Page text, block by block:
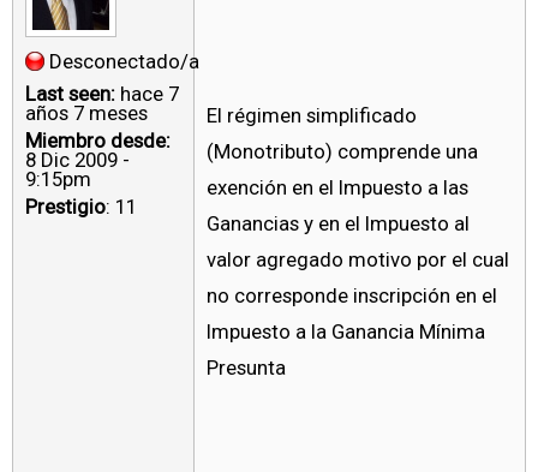
Desconectado/a
Last seen: hace 7
años 7 meses
Miembro desde:
8 Dic 2009 -
9:15pm
Prestigio: 11
El régimen simplificado
(Monotributo) comprende una
exención en el Impuesto a las
Ganancias y en el Impuesto al
valor agregado motivo por el cual
no corresponde inscripción en el
Impuesto a la Ganancia Mínima
Presunta